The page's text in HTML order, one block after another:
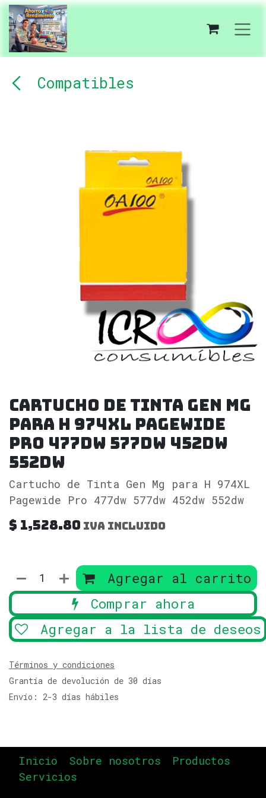
Ir al contenido
Compatibles
Cartucho de Tinta Gen Mg
para H 974XL Pagewide
Pro 477dw 577dw 452dw
552dw
Cartucho de Tinta Gen Mg para H 974XL
Pagewide Pro 477dw 577dw 452dw 552dw
$ 1,528.80 IVA incluido
Agregar al carrito
Comprar ahora
Agregar a la lista de deseos
Términos y condiciones
Grantía de devolución de 30 días
Envío: 2-3 días hábiles
Inicio Sobre nosotros
Productos
Servicios